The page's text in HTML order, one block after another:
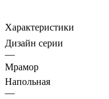
Характеристики
Дизайн серии
—
Мрамор
Напольная
—